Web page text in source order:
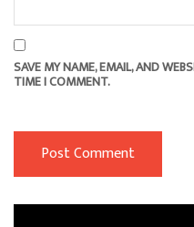
SAVE MY NAME, EMAIL, AND
TIME I COMMENT.